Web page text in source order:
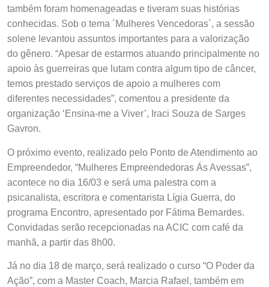
também foram homenageadas e tiveram suas histórias
conhecidas. Sob o tema ´Mulheres Vencedoras´, a sessão
solene levantou assuntos importantes para a valorização
do gênero. “Apesar de estarmos atuando principalmente no
apoio às guerreiras que lutam contra algum tipo de câncer,
temos prestado serviços de apoio a mulheres com
diferentes necessidades”, comentou a presidente da
organização ‘Ensina-me a Viver’, Iraci Souza de Sarges
Gavron.
O próximo evento, realizado pelo Ponto de Atendimento ao
Empreendedor, “Mulheres Empreendedoras Ás Avessas”,
acontece no dia 16/03 e será uma palestra com a
psicanalista, escritora e comentarista Lígia Guerra, do
programa Encontro, apresentado por Fátima Bernardes.
Convidadas serão recepcionadas na ACIC com café da
manhã, a partir das 8h00.
Já no dia 18 de março, será realizado o curso “O Poder da
Ação”, com a Master Coach, Marcia Rafael, também em